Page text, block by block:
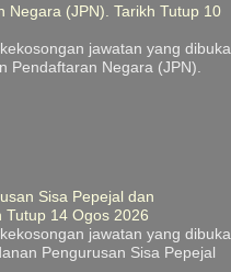
Negara (JPN). Tarikh Tutup 10
jawatan yang dibuka
Pendaftaran Negara (JPN).
Sisa Pepejal dan
Tutup 14 Ogos 2026
jawatan yang dibuka
Pengurusan Sisa Pepejal